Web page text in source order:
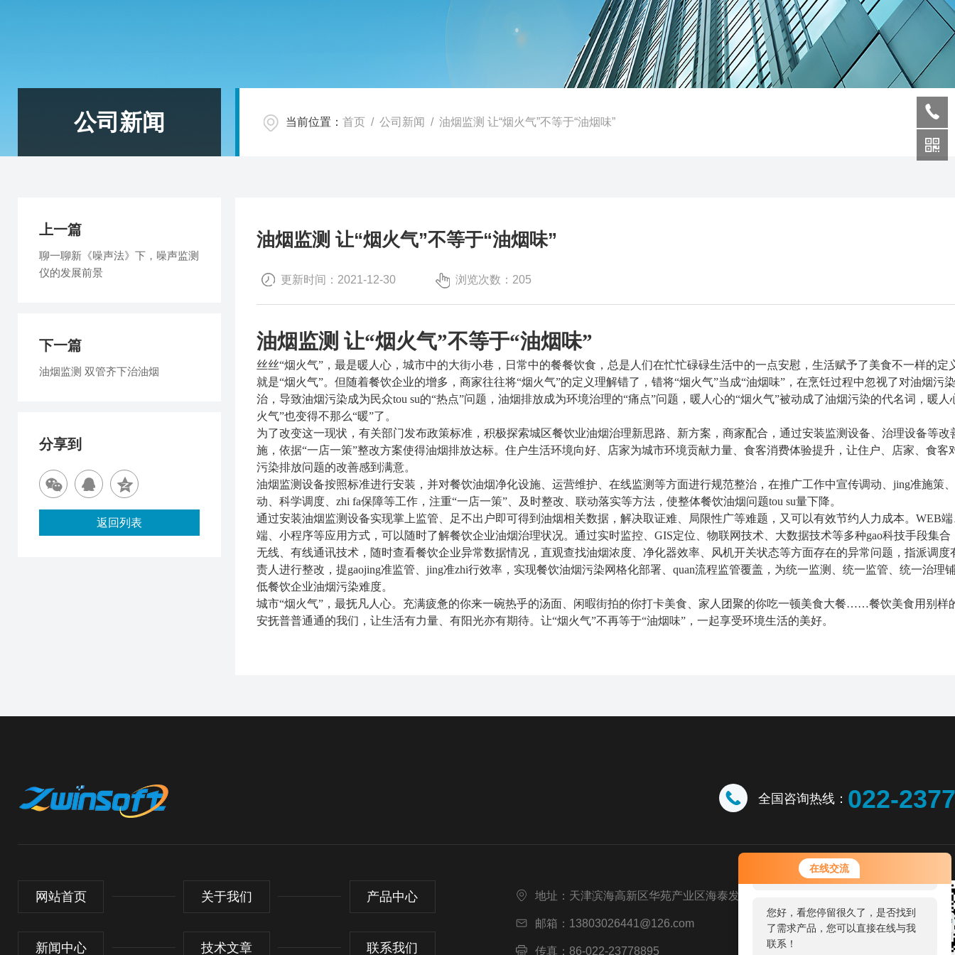
在线交流
您好！欢迎前来咨询，很高兴为您
服务，请问您要咨询什么问题呢？
您好，看您停留很久了，是否找到
了需求产品，您可以直接在线与我
联系！
公司新闻 当前位置： 首页 / 公司新闻 / 油烟监测 让“烟火气”不等于“油烟味”
油烟监测 让“烟火气”不等于“油烟味”
更新时间：2021-12-30 浏览次数：205
油烟监测 让“烟火气”不等于“油烟味”
丝丝“烟火气”，最是暖人心，城市中的大街小巷，日常中的餐餐饮食，总是人们在忙忙碌碌生活中的一点安慰，生活赋予了美食不一样的定
就是“烟火气”。但随着餐饮企业的增多，商家往往将“烟火气”的定义理解错了，错将“烟火气”当成“油烟味”，在烹饪过程中忽视了对油烟污
治，导致油烟污染成为民众tou su的“热点”问题，油烟排放成为环境治理的“痛点”问题，暖人心的“烟火气”被动成了油烟污染的代名词，暖人
火气”也变得不那么“暖”了。
为了改变这一现状，有关部门发布政策标准，积极探索城区餐饮业油烟治理新思路、新方案，商家配合，通过安装监测设备、治理设备等改
施，依据“一店一策”整改方案使得油烟排放达标。住户生活环境向好、店家为城市环境贡献力量、食客消费体验提升，让住户、店家、食客
污染排放问题的改善感到满意。
油烟监测设备按照标准进行安装，并对餐饮油烟净化设施、运营维护、在线监测等方面进行规范整治，在推广工作中宣传调动、 jing准施策
动、科学调度、 zhi fa保障等工作，注重“一店一策”、及时整改、联动落实等方法，使整体餐饮油烟问题tou su量下降。
通过安装油烟监测设备实现掌上监管、足不出户即可得到油烟相关数据，解决取证难、局限性广等难题，又可以有效节约人力成本。 WEB端
端、小程序等应用方式，可以随时了解餐饮企业油烟治理状况。通过实时监控、 GIS定位、物联网技术、大数据技术等多种gao科技手段集合
无线、有线通讯技术，随时查看餐饮企业异常数据情况，直观查找油烟浓度、净化器效率、风机开关状态等方面存在的异常问题，指派调度
责人进行整改，提gaojing准监管、 jing准zhi行效率，实现餐饮油烟污染网格化部署、 quan流程监管覆盖，为统一监测、统一监管、统一治理
低餐饮企业油烟污染难度。
城市“烟火气” ，最抚凡人心。 充满疲惫的你来一碗热乎的汤面、闲暇街拍的你打卡美食、家人团聚的你吃一顿美食大餐……餐饮美食用别样
安抚普普通通的我们，让生活有力量、有阳光亦有期待。让“烟火气”不再等于“油烟味”，一起享受环境生活的美好。
上一篇
聊一聊新《噪声法》下，噪声监测
仪的发展前景
下一篇
油烟监测 双管齐下治油烟
分享到
返回列表
全国咨询热线： 022-
网站首页 关于我们 产品中心
新闻中心 技术文章 联系我们
地址：天津滨海高新区华苑产业区海泰发展五道八号
邮箱：13803026441@126.com
传真：86-022-23778895